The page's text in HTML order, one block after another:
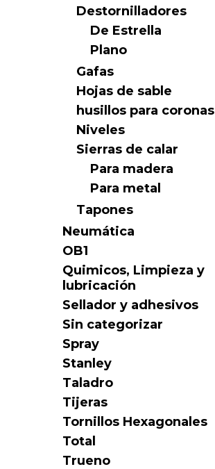
Destornilladores
De Estrella
Plano
Gafas
Hojas de sable
husillos para coronas
Niveles
Sierras de calar
Para madera
Para metal
Tapones
Neumática
OB1
Quimicos, Limpieza y
lubricación
Sellador y adhesivos
Sin categorizar
Spray
Stanley
Taladro
Tijeras
Tornillos Hexagonales
Total
Trueno